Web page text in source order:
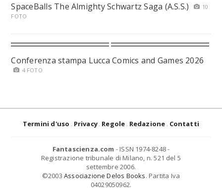
SpaceBalls The Almighty Schwartz Saga (A.S.S.)
10
FOTO
Conferenza stampa Lucca Comics and Games 2026
4 FOTO
Termini d'uso Privacy Regole Redazione Contatti
Fantascienza.com - ISSN 1974-8248 -
Registrazione tribunale di Milano, n. 521 del 5
settembre 2006.
©2003 Associazione Delos Books. Partita Iva
04029050962.